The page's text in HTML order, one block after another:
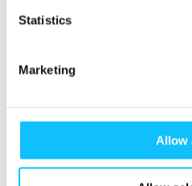
Statistics
Marketing
Allow
olevat järjestöt,
ovat edelleen lain
yritysvastuulain, ja